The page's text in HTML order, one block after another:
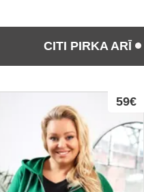
CITI PIRKA ARĪ
59€